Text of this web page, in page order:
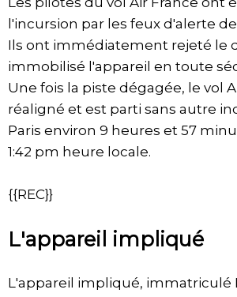
l'incursion par les feux d'alerte
Ils ont immédiatement rejeté le
immobilisé l'appareil en toute
Une fois la piste dégagée, le vol
réaligné et est parti sans autre
Paris environ 9 heures et 57
1:42 pm heure locale.
{{REC}}
L'appareil impliqué
L'appareil impliqué, immatriculé